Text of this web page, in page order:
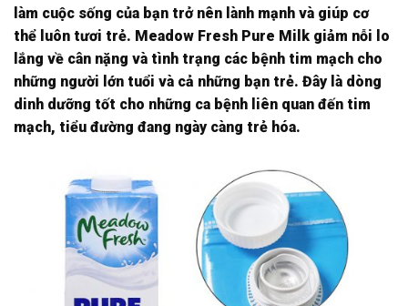
làm cuộc sống của bạn trở nên lành mạnh và giúp cơ
thể luôn tươi trẻ. Meadow Fresh Pure Milk giảm nỗi lo
lắng về cân nặng và tình trạng các bệnh tim mạch cho
những người lớn tuổi và cả những bạn trẻ. Đây là dòng
dinh dưỡng tốt cho những ca bệnh liên quan đến tim
mạch, tiểu đường đang ngày càng trẻ hóa.